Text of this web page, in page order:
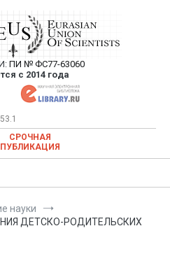
Союз Ученых —
статей в
научном журнале
ПИ № ФС77-63060
с 2014 года
— публикация научных статей в
научном журнале
СРОЧНАЯ
ПУБЛИКАЦИЯ
науки
ДЕТСКО-РОДИТЕЛЬСКИХ